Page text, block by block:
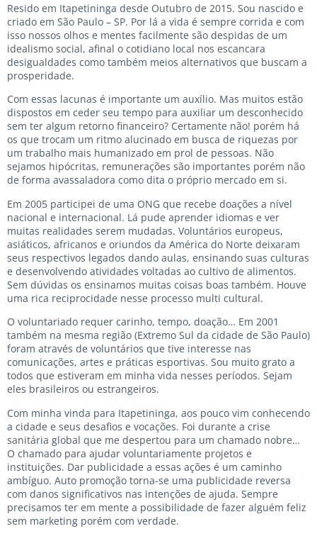
Resido em Itapetininga desde Outubro de 2015. Sou nascido e
criado em São Paulo – SP. Por lá a vida é sempre corrida e com
isso nossos olhos e mentes facilmente são despidas de um
idealismo social, afinal o cotidiano local nos escancara
desigualdades como também meios alternativos que buscam a
prosperidade.
Com essas lacunas é importante um auxílio. Mas muitos estão
dispostos em ceder seu tempo para auxiliar um desconhecido
sem ter algum retorno financeiro? Certamente não! porém há
os que trocam um ritmo alucinado em busca de riquezas por
um trabalho mais humanizado em prol de pessoas. Não
sejamos hipócritas, remunerações são importantes porém não
de forma avassaladora como dita o próprio mercado em si.
Em 2005 participei de uma ONG que recebe doações a nível
nacional e internacional. Lá pude aprender idiomas e ver
muitas realidades serem mudadas. Voluntários europeus,
asiáticos, africanos e oriundos da América do Norte deixaram
seus respectivos legados dando aulas, ensinando suas culturas
e desenvolvendo atividades voltadas ao cultivo de alimentos.
Sem dúvidas os ensinamos muitas coisas boas também. Houve
uma rica reciprocidade nesse processo multi cultural.
O voluntariado requer carinho, tempo, doação… Em 2001
também na mesma região (Extremo Sul da cidade de São Paulo)
foram através de voluntários que tive interesse nas
comunicações, artes e práticas esportivas. Sou muito grato a
todos que estiveram em minha vida nesses períodos. Sejam
eles brasileiros ou estrangeiros.
Com minha vinda para Itapetininga, aos pouco vim conhecendo
a cidade e seus desafios e vocações. Foi durante a crise
sanitária global que me despertou para um chamado nobre…
O chamado para ajudar voluntariamente projetos e
instituições. Dar publicidade a essas ações é um caminho
ambíguo. Auto promoção torna-se uma publicidade reversa
com danos significativos nas intenções de ajuda. Sempre
precisamos ter em mente a possibilidade de fazer alguém feliz
sem marketing porém com verdade.